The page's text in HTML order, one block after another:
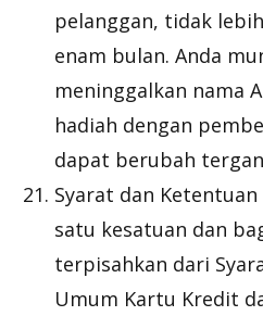
pelanggan, tidak
enam bulan. Anda
meninggalkan nama
hadiah dengan
dapat berubah
Syarat dan
satu kesatuan dan
terpisahkan dari
Umum Kartu Kredit